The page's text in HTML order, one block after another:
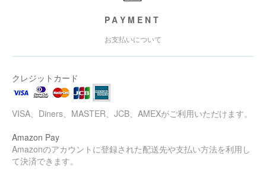
PAYMENT
お支払いについて
クレジットカード
VISA、Diners、MASTER、JCB、AMEXがご利用いただけます。
Amazon Pay
Amazonのアカウントに登録された配送先や支払い方法を利用し
て決済できます。